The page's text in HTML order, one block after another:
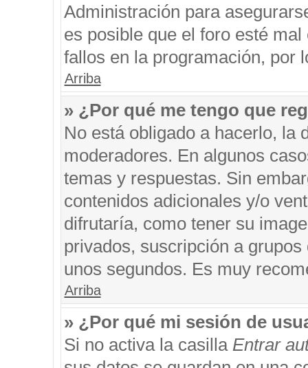
Administración para
es posible que el foro esté
fallos en la programación, por
Arriba
» ¿Por qué me tengo que
No está obligado a hacerlo, la
moderadores. En algunos
temas y respuestas. Sin
contenidos adicionales y/o
difrutaría, como tener su
privados, suscripción a
unos segundos. Es muy
Arriba
» ¿Por qué mi sesión de
Si no activa la casilla Entrar